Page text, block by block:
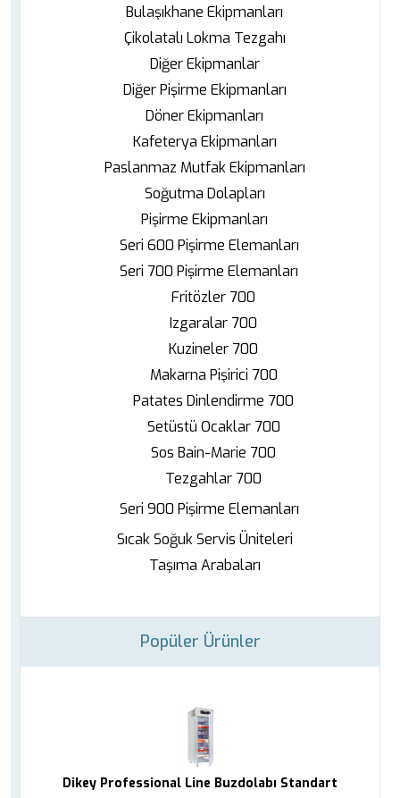
Bulaşıkhane Ekipmanları
Çikolatalı Lokma Tezgahı
Diğer Ekipmanlar
Diğer Pişirme Ekipmanları
Döner Ekipmanları
Kafeterya Ekipmanları
Paslanmaz Mutfak Ekipmanları
Soğutma Dolapları
Pişirme Ekipmanları
Seri 600 Pişirme Elemanları
Seri 700 Pişirme Elemanları
Fritözler 700
Izgaralar 700
Kuzineler 700
Makarna Pişirici 700
Patates Dinlendirme 700
Setüstü Ocaklar 700
Sos Bain-Marie 700
Tezgahlar 700
Seri 900 Pişirme Elemanları
Sıcak Soğuk Servis Üniteleri
Taşıma Arabaları
Popüler Ürünler
Dikey Professional Line Buzdolabı Standart